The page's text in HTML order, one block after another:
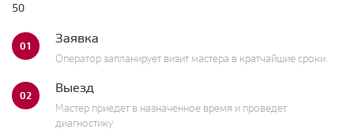
50
01 Заявка
Оператор запланирует визит мастера в кратчайшие сроки.
02 Выезд
Мастер приедет в назначенное время и проведет
диагностику